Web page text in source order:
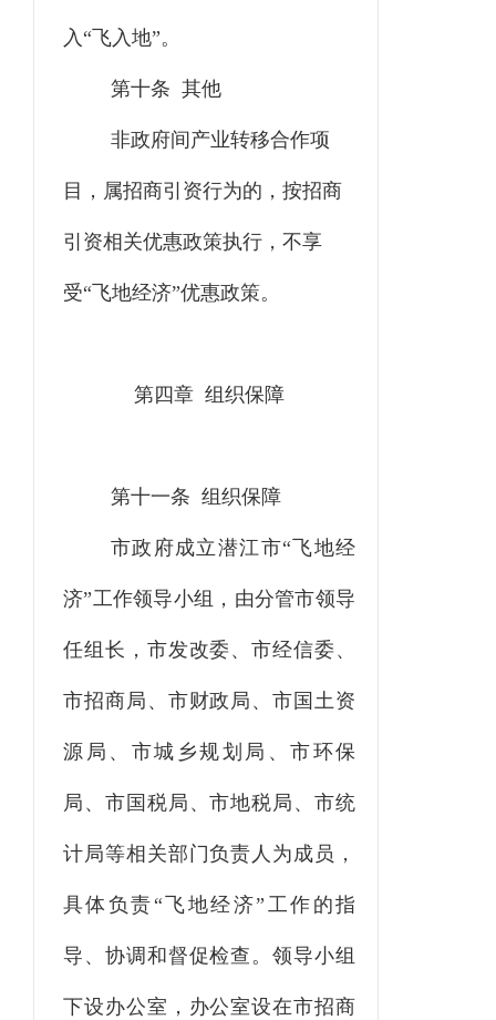
入“飞入地”。
第十条 其他
非政府间产业转移合作项
目，属招商引资行为的，按招商
引资相关优惠政策执行，不享
受“飞地经济”优惠政策。
第四章 组织保障
第十一条 组织保障
市政府成立潜江市“飞地经
济”工作领导小组，由分管市领导
任组长，市发改委、市经信委、
市招商局、 市财政局、市国土资
源 局、市城乡规划局、市环保
局、市国税局、市地税局、市统
计局等相关部门负责人为成员，
具体负责 “飞地经济” 工作的指
导、协调和督促检查。领导小组
下设办公室 ，办公室设在市招商